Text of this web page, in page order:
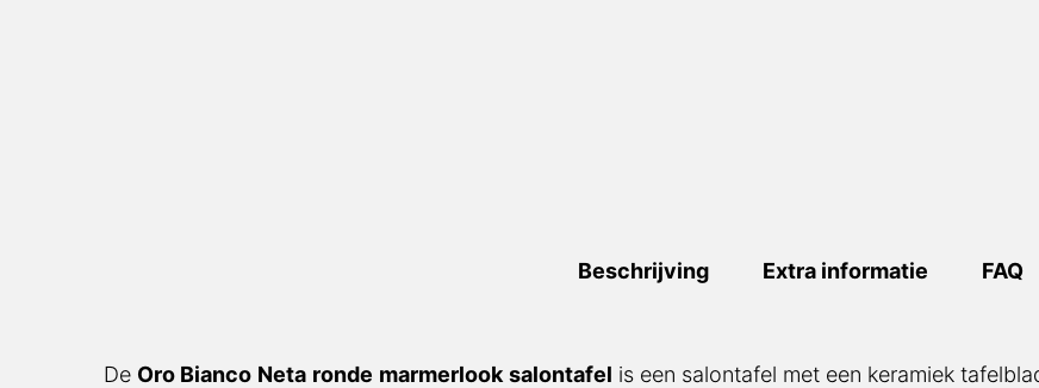
Beschrijving Extra informatie FAQ
De Oro Bianco Neta ronde marmerlook salontafel is een salontafel met een keramiek